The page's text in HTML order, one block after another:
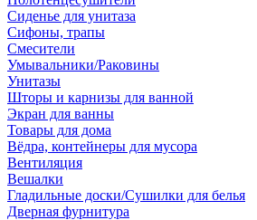
Сиденье для унитаза
Сифоны, трапы
Смесители
Умывальники/Раковины
Унитазы
Шторы и карнизы для ванной
Экран для ванны
Товары для дома
Вёдра, контейнеры для мусора
Вентиляция
Вешалки
Гладильные доски/Сушилки для белья
Дверная фурнитура